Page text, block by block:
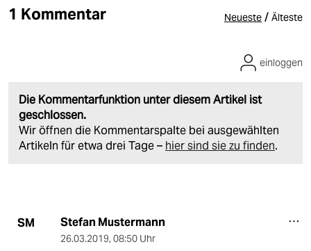
1 Kommentar Neueste / Älteste
Die Kommentarfunktion unter diesem Artikel ist
geschlossen.
Wir öffnen die Kommentarspalte bei ausgewählten
Artikeln für etwa drei Tage – hier sind sie zu finden.
einloggen
SM Stefan Mustermann
26.03.2019, 08:50 Uhr